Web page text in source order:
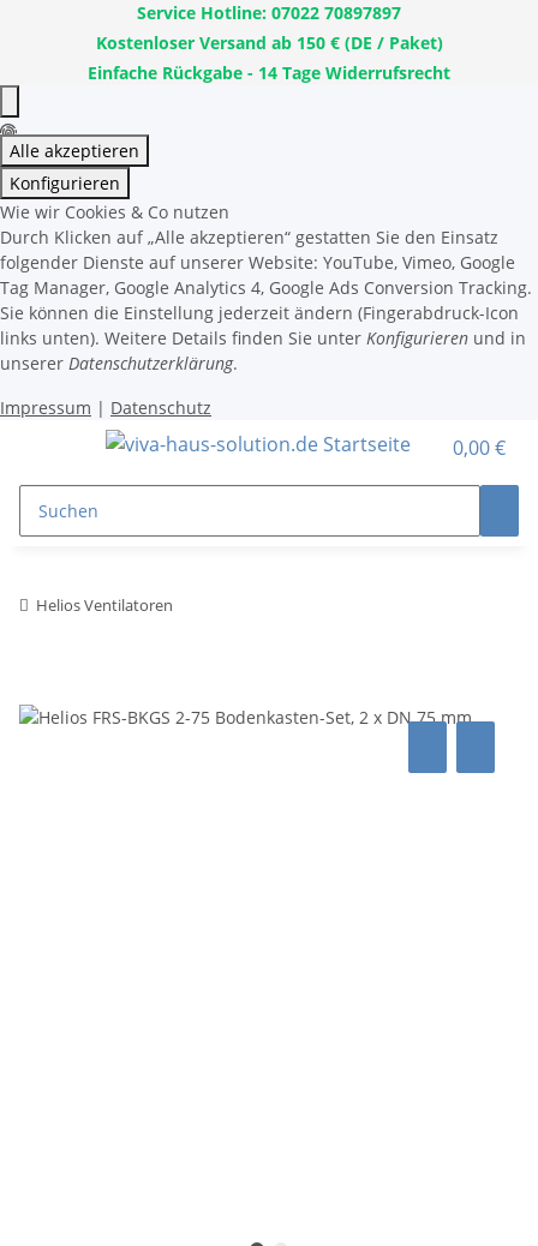
Service Hotline: 07022 70897897
Kostenloser Versand ab 150 € (DE / Paket)
Einfache Rückgabe - 14 Tage Widerrufsrecht
Alle akzeptieren
Konfigurieren
Wie wir Cookies & Co nutzen
Durch Klicken auf „Alle akzeptieren“ gestatten Sie den Einsatz
folgender Dienste auf unserer Website: YouTube, Vimeo, Google
Tag Manager, Google Analytics 4, Google Ads Conversion Tracking.
Sie können die Einstellung jederzeit ändern (Fingerabdruck-Icon
links unten). Weitere Details finden Sie unter Konfigurieren und in
unserer Datenschutzerklärung.
Impressum | Datenschutz
0,00 €
Helios Ventilatoren